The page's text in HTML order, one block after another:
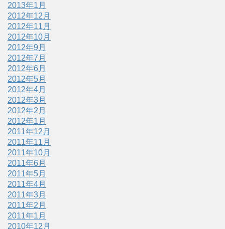
2013年1月
2012年12月
2012年11月
2012年10月
2012年9月
2012年7月
2012年6月
2012年5月
2012年4月
2012年3月
2012年2月
2012年1月
2011年12月
2011年11月
2011年10月
2011年6月
2011年5月
2011年4月
2011年3月
2011年2月
2011年1月
2010年12月